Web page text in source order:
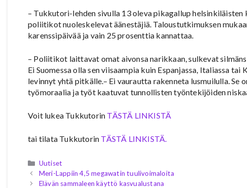
– Tukkutori-lehden sivulla 13 oleva pikagallup
poliitikot nuoleskelevat äänestäjiä. Taloustutkimuksen
karenssipäivää ja vain 25 prosenttia kannattaa.
– Poliitikot laittavat omat aivonsa narikkaan, sulkevat
Ei Suomessa olla sen viisaampia kuin Espanjassa, Italiassa
levinnyt yhtä pitkälle.– Ei vaurautta rakenneta lusmuilulla. Se
työmoraalia ja työt kaatuvat tunnollisten työntekijöiden
Voit lukea Tukkutorin TÄSTÄ LINKISTÄ
tai tilata Tukkutorin TÄSTÄ LINKISTÄ.
Kategoriat
Uutiset
Meri-Lappiin 4,5 megawatin tuulivoimaloita
Elävän sammaleen käyttö kasvualustana